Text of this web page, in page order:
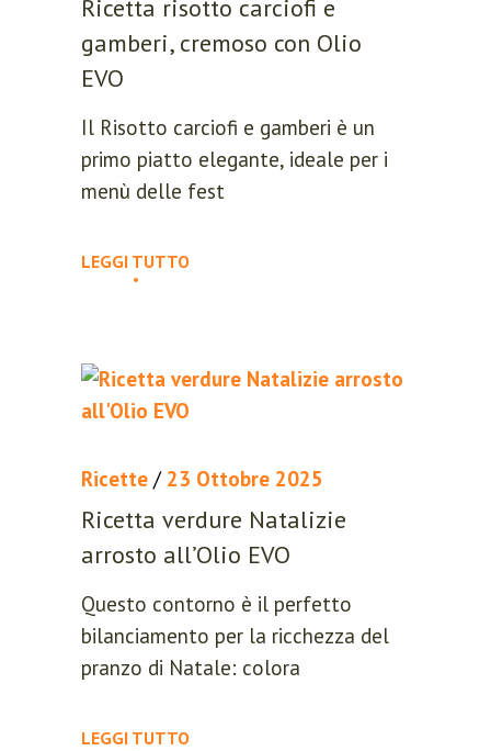
Ricetta risotto carciofi e
gamberi, cremoso con Olio
EVO
Il Risotto carciofi e gamberi è un
primo piatto elegante, ideale per i
menù delle fest
LEGGI TUTTO
Ricette / 23 Ottobre 2025
Ricetta verdure Natalizie
arrosto all’Olio EVO
Questo contorno è il perfetto
bilanciamento per la ricchezza del
pranzo di Natale: colora
LEGGI TUTTO
RESET PASSWORD